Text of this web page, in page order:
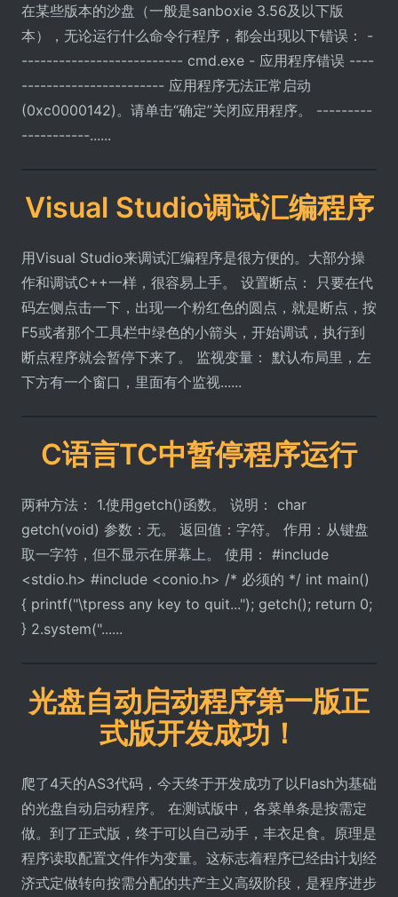
在某些版本的沙盘（一般是sanboxie 3.56及以下版
本），无论运行什么命令行程序，都会出现以下错误： -
-------------------------- cmd.exe - 应用程序错误 ----
----------------------- 应用程序无法正常启动
(0xc0000142)。请单击“确定”关闭应用程序。 ---------
-----------......
Visual Studio调试汇编程序
用Visual Studio来调试汇编程序是很方便的。大部分操
作和调试C++一样，很容易上手。 设置断点： 只要在代
码左侧点击一下，出现一个粉红色的圆点，就是断点，按
F5或者那个工具栏中绿色的小箭头，开始调试，执行到
断点程序就会暂停下来了。 监视变量： 默认布局里，左
下方有一个窗口，里面有个监视......
C语言TC中暂停程序运行
两种方法： 1.使用getch()函数。 说明： char
getch(void) 参数：无。 返回值：字符。 作用：从键盘
取一字符，但不显示在屏幕上。 使用： #include
<stdio.h> #include <conio.h> /* 必须的 */ int main()
{ printf("\tpress any key to quit..."); getch(); return 0;
} 2.system("......
光盘自动启动程序第一版正
式版开发成功！
爬了4天的AS3代码，今天终于开发成功了以Flash为基础
的光盘自动启动程序。 在测试版中，各菜单条是按需定
做。到了正式版，终于可以自己动手，丰衣足食。原理是
程序读取配置文件作为变量。这标志着程序已经由计划经
济式定做转向按需分配的共产主义高级阶段，是程序进步